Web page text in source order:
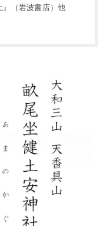
（岩波書店）他